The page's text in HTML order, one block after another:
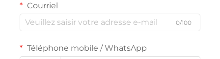
Courriel
0/100
Téléphone mobile / WhatsApp